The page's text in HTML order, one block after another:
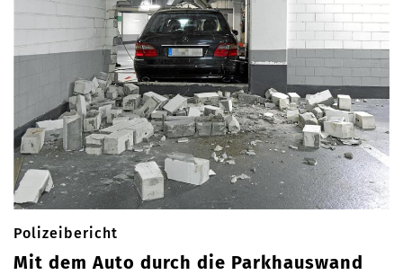
Polizeibericht
Mit dem Auto durch die Parkhauswand